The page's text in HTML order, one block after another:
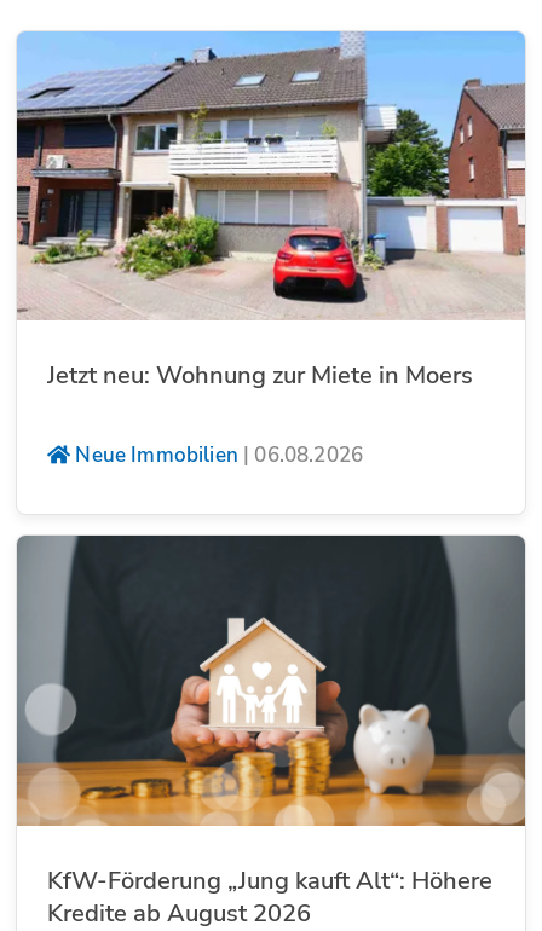
Jetzt neu: Wohnung zur Miete in Moers
Neue Immobilien | 06.08.2026
KfW-Förderung „Jung kauft Alt“: Höhere
Kredite ab August 2026